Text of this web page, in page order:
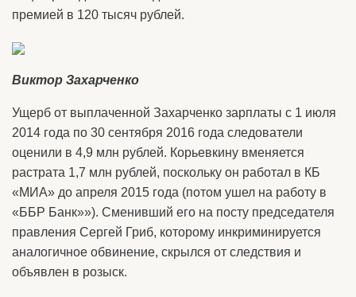
премией в 120 тысяч рублей.
Виктор Захарченко
Ущерб от выплаченной Захарченко зарплаты с 1 июля
2014 года по 30 сентября 2016 года следователи
оценили в 4,9 млн рублей. Корьевкину вменяется
растрата 1,7 млн рублей, поскольку он работал в КБ
«МИА» до апреля 2015 года (потом ушел на работу в
«ББР Банк»»). Сменивший его на посту председателя
правления Сергей Гриб, которому инкриминируется
аналогичное обвинение, скрылся от следствия и
объявлен в розыск.